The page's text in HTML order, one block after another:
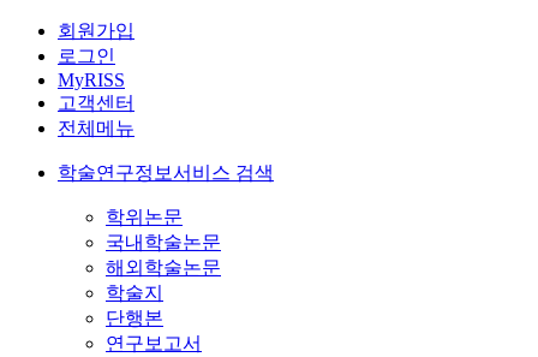
회원가입
로그인
MyRISS
고객센터
전체메뉴
학술연구정보서비스 검색
학위논문
국내학술논문
해외학술논문
학술지
단행본
연구보고서